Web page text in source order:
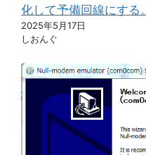
化して予備回線にする。
2025年5月17日
しおんぐ